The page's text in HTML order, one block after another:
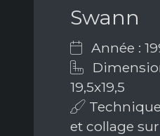
Swann
Année :
19,5x19,5
et collage